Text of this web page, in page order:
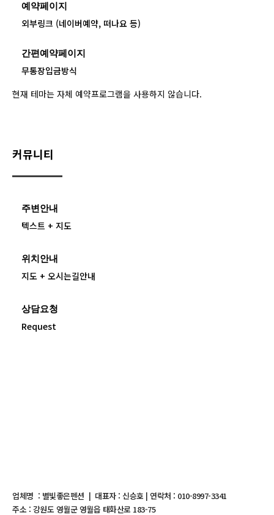
예약페이지
외부링크 (네이버예약, 떠나요 등)
간편예약페이지
무통장입금방식
현재 테마는 자체 예약프로그램을 사용하지 않습니다.
커뮤니티
주변안내
텍스트 + 지도
위치안내
지도 + 오시는길안내
상담요청
Request
업체명 : 별빛좋은펜션 | 대표자 : 신승호 | 연락처 : 010-8997-3341
주소 : 강원도 영월군 영월읍 태화산로 183-75